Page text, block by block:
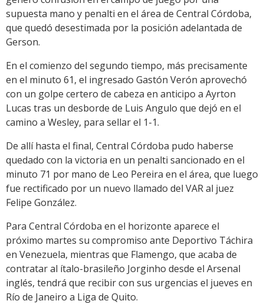
supuesta mano y penalti en el área de Central Córdoba,
que quedó desestimada por la posición adelantada de
Gerson.
En el comienzo del segundo tiempo, más precisamente
en el minuto 61, el ingresado Gastón Verón aprovechó
con un golpe certero de cabeza en anticipo a Ayrton
Lucas tras un desborde de Luis Angulo que dejó en el
camino a Wesley, para sellar el 1-1.
De allí hasta el final, Central Córdoba pudo haberse
quedado con la victoria en un penalti sancionado en el
minuto 71 por mano de Leo Pereira en el área, que luego
fue rectificado por un nuevo llamado del VAR al juez
Felipe González.
Para Central Córdoba en el horizonte aparece el
próximo martes su compromiso ante Deportivo Táchira
en Venezuela, mientras que Flamengo, que acaba de
contratar al ítalo-brasileño Jorginho desde el Arsenal
inglés, tendrá que recibir con sus urgencias el jueves en
Río de Janeiro a Liga de Quito.